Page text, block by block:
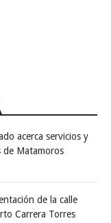
acerca servicios y
de Matamoros
de la calle
Carrera Torres